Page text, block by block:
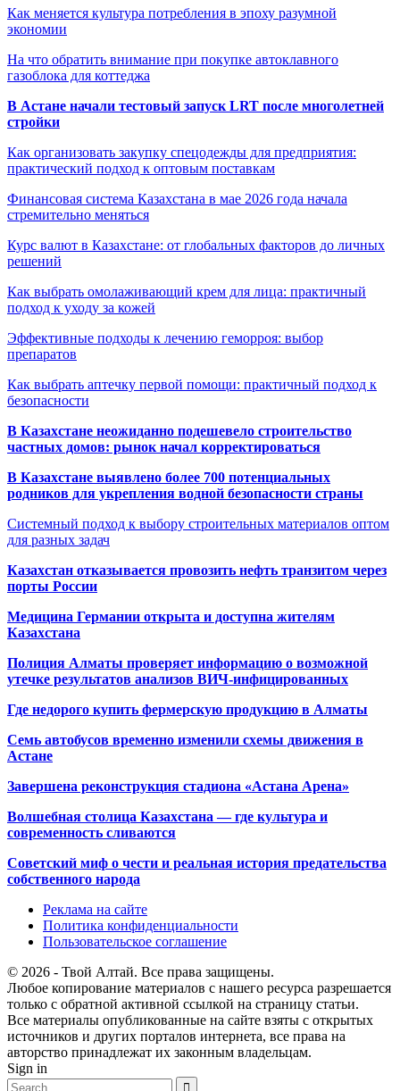
Как меняется культура потребления в эпоху разумной
экономии
На что обратить внимание при покупке автоклавного
газоблока для коттеджа
В Астане начали тестовый запуск LRT после многолетней
стройки
Как организовать закупку спецодежды для предприятия:
практический подход к оптовым поставкам
Финансовая система Казахстана в мае 2026 года начала
стремительно меняться
Курс валют в Казахстане: от глобальных факторов до личных
решений
Как выбрать омолаживающий крем для лица: практичный
подход к уходу за кожей
Эффективные подходы к лечению геморроя: выбор
препаратов
Как выбрать аптечку первой помощи: практичный подход к
безопасности
В Казахстане неожиданно подешевело строительство
частных домов: рынок начал корректироваться
В Казахстане выявлено более 700 потенциальных
родников для укрепления водной безопасности страны
Системный подход к выбору строительных материалов оптом
для разных задач
Казахстан отказывается провозить нефть транзитом через
порты России
Медицина Германии открыта и доступна жителям
Казахстана
Полиция Алматы проверяет информацию о возможной
утечке результатов анализов ВИЧ-инфицированных
Где недорого купить фермерскую продукцию в Алматы
Семь автобусов временно изменили схемы движения в
Астане
Завершена реконструкция стадиона «Астана Арена»
Волшебная столица Казахстана — где культура и
современность сливаются
Советский миф о чести и реальная история предательства
собственного народа
Реклама на сайте
Политика конфиденциальности
Пользовательское соглашение
© 2026 - Твой Алтай. Все права защищены.
Любое копирование материалов с нашего ресурса разрешается
только с обратной активной ссылкой на страницу статьи.
Все материалы опубликованные на сайте взяты с открытых
источников и других порталов интернета, все права на
авторство принадлежат их законным владельцам.
Sign in